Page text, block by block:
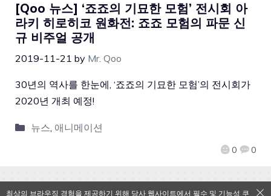
[Qoo 뉴스] ‘죠죠의 기묘한 모험’ 전시회 아
라키 히로히코 원화전: 죠죠 모험의 파문 신
규 비주얼 공개
2019-11-21 by Mr. Qoo
0 0
30년의 역사를 한눈에, ‘죠죠의 기묘한 모험’의 전시회가
2020년 개최 예정!
뉴스, 애니메이션
최상의 브라우징 경험을 제공하기 위해 당사 웹사이트에서 필수 및 기능성 쿠